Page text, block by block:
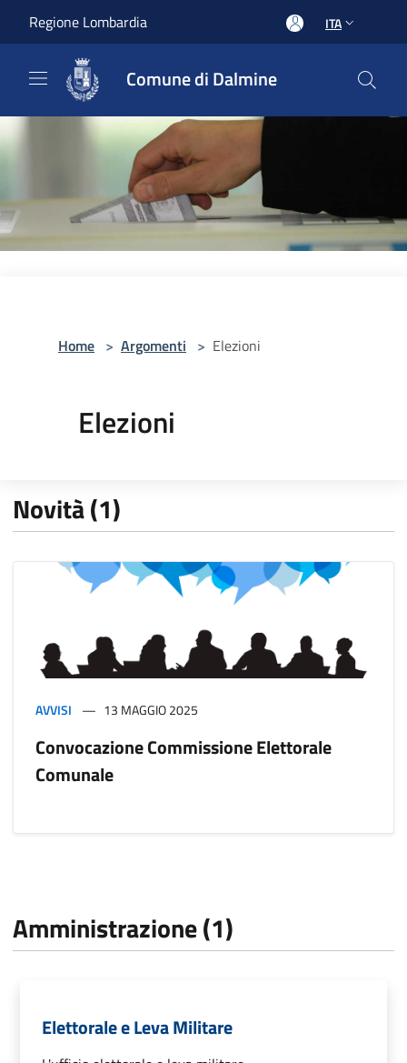
Regione Lombardia ITA
Comune di Dalmine
Home > Argomenti > Elezioni
Elezioni
Novità (1)
AVVISI 13 MAGGIO 2025
Convocazione Commissione Elettorale
Comunale
Amministrazione (1)
Elettorale e Leva Militare